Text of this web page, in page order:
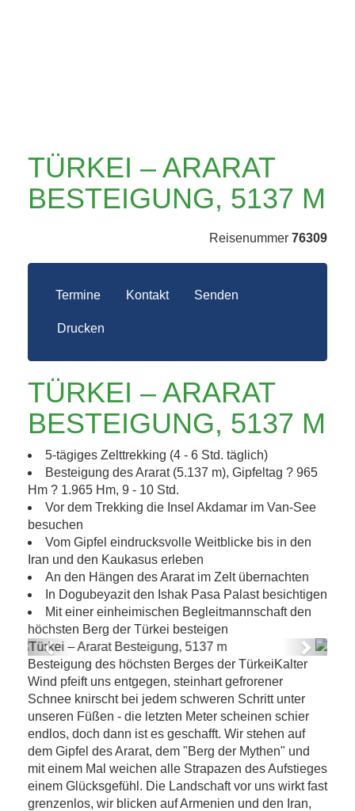
TÜRKEI – ARARAT
BESTEIGUNG, 5137 M
Reisenummer 76309
Termine Kontakt Senden
Drucken
TÜRKEI – ARARAT
BESTEIGUNG, 5137 M
5-tägiges Zelttrekking (4 - 6 Std. täglich)
Besteigung des Ararat (5.137 m), Gipfeltag ? 965
Hm ? 1.965 Hm, 9 - 10 Std.
Vor dem Trekking die Insel Akdamar im Van-See
besuchen
Vom Gipfel eindrucksvolle Weitblicke bis in den
Iran und den Kaukasus erleben
An den Hängen des Ararat im Zelt übernachten
In Dogubeyazit den Ishak Pasa Palast besichtigen
Mit einer einheimischen Begleitmannschaft den
höchsten Berg der Türkei besteigen
Türkei – Ararat Besteigung, 5137 m
Previous Next
Besteigung des höchsten Berges der TürkeiKalter
Wind pfeift uns entgegen, steinhart gefrorener
Schnee knirscht bei jedem schweren Schritt unter
unseren Füßen - die letzten Meter scheinen schier
endlos, doch dann ist es geschafft. Wir stehen auf
dem Gipfel des Ararat, dem "Berg der Mythen" und
mit einem Mal weichen alle Strapazen des Aufstieges
einem Glücksgefühl. Die Landschaft vor uns wirkt fast
grenzenlos, wir blicken auf Armenien und den Iran,